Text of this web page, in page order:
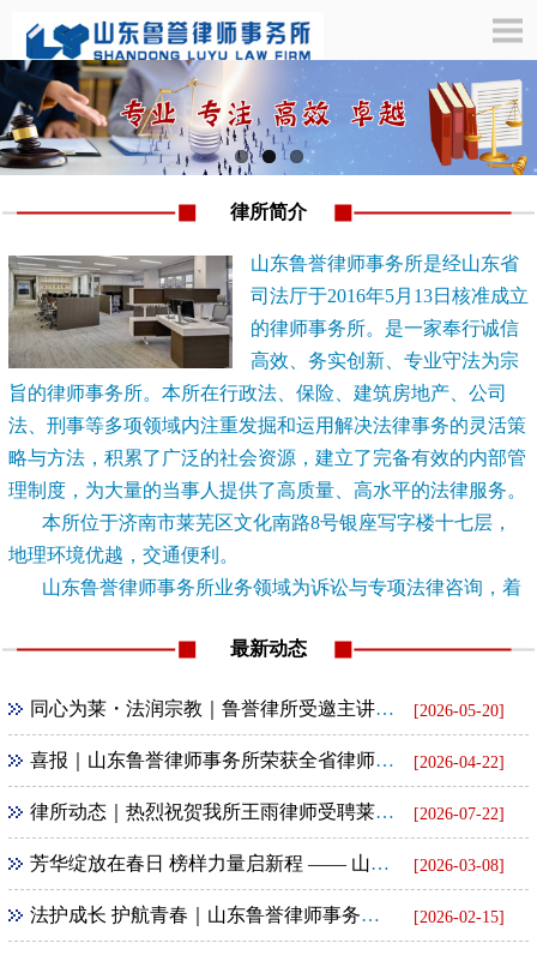
律所简介
山东鲁誉律师事务所是经山东省
司法厅于2016年5月13日核准成立
的律师事务所。是一家奉行诚信
高效、务实创新、专业守法为宗
旨的律师事务所。本所在行政法、保险、建筑房地产、公司
法、刑事等多项领域内注重发掘和运用解决法律事务的灵活策
略与方法，积累了广泛的社会资源，建立了完备有效的内部管
理制度，为大量的当事人提供了高质量、高水平的法律服务。
本所位于济南市莱芜区文化南路8号银座写字楼十七层，
地理环境优越，交通便利。
山东鲁誉律师事务所业务领域为诉讼与专项法律咨询，着
最新动态
[2026-05-20]
同心为莱・法润宗教｜鲁誉律所受邀主讲宗教政策法规大讲堂
[2026-04-22]
喜报｜山东鲁誉律师事务所荣获全省律师行业公益法律服务通报表扬
[2026-07-22]
律所动态｜热烈祝贺我所王雨律师受聘莱芜区法院特约人员
[2026-03-08]
芳华绽放在春日 榜样力量启新程 —— 山东鲁誉律所联合民革基层委举办 “三八” 妇女节励志报告会
[2026-02-15]
法护成长 护航青春｜山东鲁誉律师事务所走进社区开展未成年人法治宣讲